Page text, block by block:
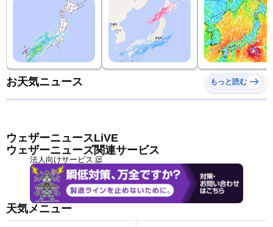
お天気ニュース もっと読む
ウェザーニュースLiVE
ウェザーニューズ関連サービス
法人向けサービス
天気メニュー